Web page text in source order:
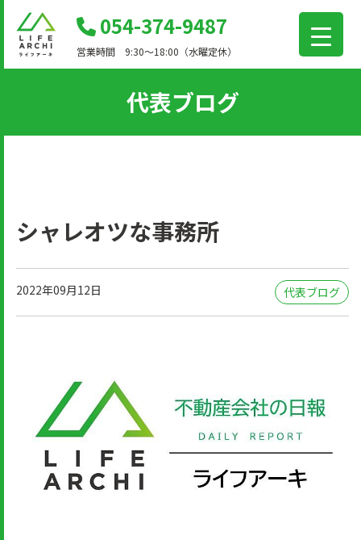
054-374-9487
営業時間 9:30～18:00（水曜定休）
代表ブログ
シャレオツな事務所
2022年09月12日 代表ブログ